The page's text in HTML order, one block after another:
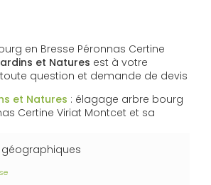
en Bresse Péronnas Certine
et Natures est à votre
question et demande de devis
et Natures : élagage arbre bourg
Certine Viriat Montcet et sa
géographiques